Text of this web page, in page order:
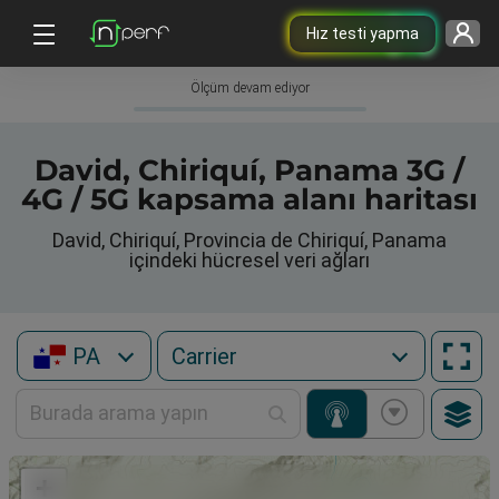
Hız testi yapma
Ölçüm devam ediyor
David, Chiriquí, Panama 3G /
4G / 5G kapsama alanı haritası
David, Chiriquí, Provincia de Chiriquí, Panama
içindeki hücresel veri ağları
PA